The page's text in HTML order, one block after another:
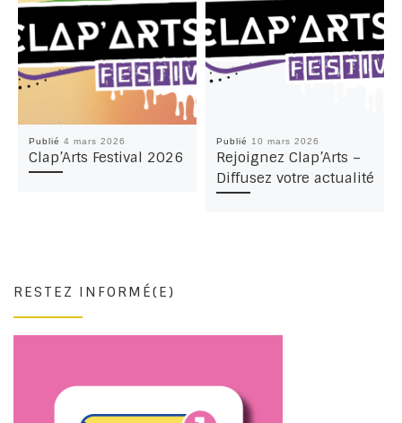
Publié 4 mars 2026
Clap’Arts Festival 2026
Publié 10 mars 2026
Rejoignez Clap’Arts –
Diffusez votre actualité
RESTEZ INFORMÉ(E)